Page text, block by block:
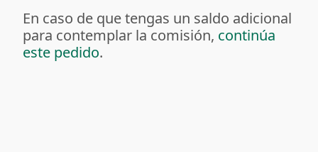
En caso de que tengas un saldo adicional
para contemplar la comisión, continúa
este pedido.